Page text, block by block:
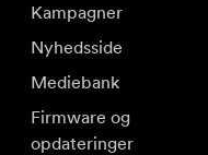
Kampagner
Nyhedsside
Mediebank
Firmware og
opdateringer